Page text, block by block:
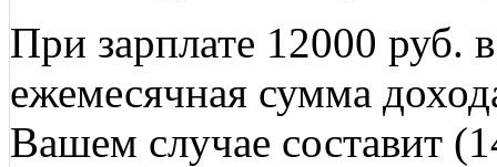
При зарплате 12000 руб.
ежемесячная сумма
Вашем случае составит